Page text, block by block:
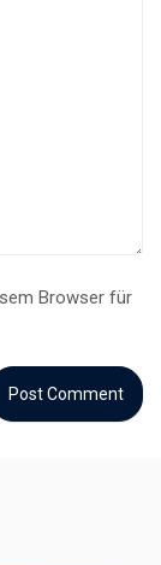
Browser für